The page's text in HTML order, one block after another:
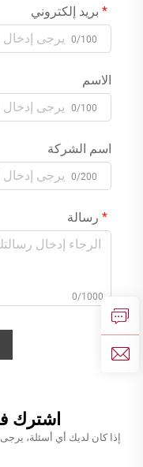
بريد إلكتروني
0/100
الاسم
0/100
اسم الشركة
0/200
رسالة
0/1000
اشترك
إذا كان لديك أي أسئلة،